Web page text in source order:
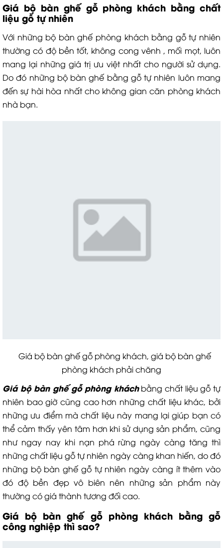
Giá bộ bàn ghế gỗ phòng khách bằng chất
liệu gỗ tự nhiên
Với những bộ bàn ghế phòng khách bằng gỗ tự nhiên
thường có độ bền tốt, không cong vênh , mối mọt, luôn
mang lại những giá trị ưu việt nhất cho người sử dụng.
Do đó những bộ bàn ghế bằng gỗ tự nhiên luôn mang
đến sự hài hòa nhất cho không gian căn phòng khách
nhà bạn.
Giá bộ bàn ghế gỗ phòng khách, giá bộ bàn ghế
phòng khách phải chăng
Giá bộ bàn ghế gỗ phòng kháchbằng chất liệu gỗ tự
nhiên bao giờ cũng cao hơn những chất liệu khác, bởi
những ưu điểm mà chất liệu này mang lại giúp bạn có
thể cảm thấy yên tâm hơn khi sử dụng sản phẩm, cũng
như ngay nay khi nạn phá rừng ngày càng tăng thì
những chất liệu gỗ tự nhiên ngày càng khan hiến, do đó
những bộ bàn ghế gỗ tự nhiên ngày càng ít thêm vào
đó độ bền đẹp vô biên nên những sản phẩm này
thường có giá thành tương đối cao.
Giá bộ bàn ghế gỗ phòng kháchbằng gỗ
công nghiệp thì sao?